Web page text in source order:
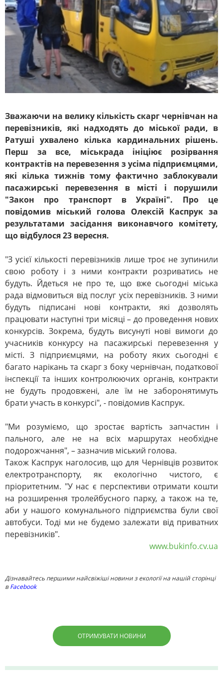
Зважаючи на велику кількість скарг чернівчан на
перевізників, які надходять до міської ради, в
Ратуші ухвалено кілька кардинальних рішень.
Перш за все, міськрада ініціює розірвання
контрактів на перевезення з усіма підприємцями,
які кілька тижнів тому фактично заблокували
пасажирські перевезення в місті і порушили
"Закон про транспорт в Україні". Про це
повідомив міський голова Олексій Каспрук за
результатами засідання виконавчого комітету,
що відбулося 23 вересня.
"З усієї кількості перевізників лише троє не зупинили
свою роботу і з ними контракти розриватись не
будуть. Йдеться не про те, що вже сьогодні міська
рада відмовиться від послуг усіх перевізників. З ними
будуть підписані нові контракти, які дозволять
працювати наступні три місяці – до проведення нових
конкурсів. Зокрема, будуть висунуті нові вимоги до
учасників конкурсу на пасажирські перевезення у
місті. З підприємцями, на роботу яких сьогодні є
багато нарікань та скарг з боку чернівчан, податкової
інспекції та інших контролюючих органів, контракти
не будуть продовжені, але їм не заборонятимуть
брати участь в конкурсі", - повідомив Каспрук.
"Ми розуміємо, що зростає вартість запчастин і
пального, але не на всіх маршрутах необхідне
подорожчання", – зазначив міський голова.
Також Каспрук наголосив, що для Чернівців розвиток
електротранспорту, як екологічно чистого, є
пріоритетним. "У нас є перспективи отримати кошти
на розширення тролейбусного парку, а також на те,
аби у нашого комунального підприємства були свої
автобуси. Тоді ми не будемо залежати від приватних
перевізників".
www.bukinfo.cv.ua
Дізнавайтесь першими найсвіжіші новини з екології на нашій сторінці
вFacebook
ОТРИМУВАТИ НОВИНИ